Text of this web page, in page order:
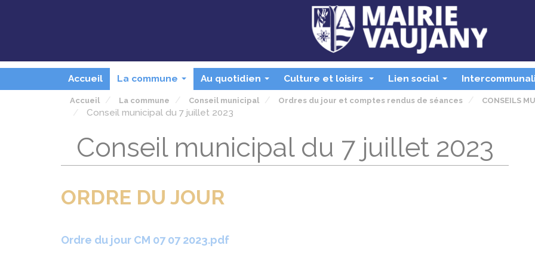
Accueil La commune Conseil municipal Ordres du jour et comptes rendus de séances CONSEILS
Conseil municipal du 7 juillet 2023
Conseil municipal du 7 juillet 2023
ORDRE DU JOUR
Ordre du jour CM 07 07 2023.pdf
Accueil La commune Au quotidien Culture et loisirs Lien social